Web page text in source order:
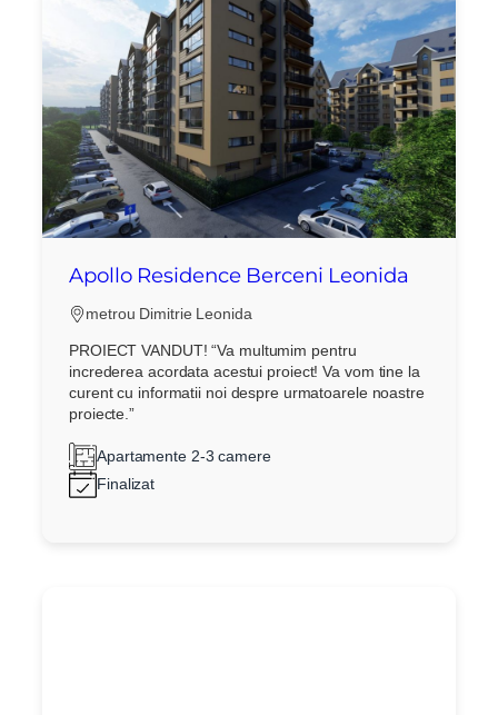
Apollo Residence Berceni Leonida
metrou Dimitrie Leonida
PROIECT VANDUT! “Va multumim pentru
increderea acordata acestui proiect! Va vom tine la
curent cu informatii noi despre urmatoarele noastre
proiecte.”
Apartamente 2-3 camere
Finalizat